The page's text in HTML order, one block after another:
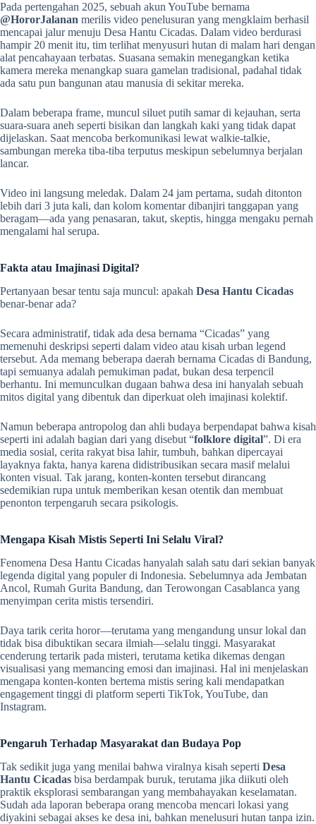
Pada pertengahan 2025, sebuah akun YouTube bernama
@HororJalanan merilis video penelusuran yang mengklaim berhasil
mencapai jalur menuju Desa Hantu Cicadas. Dalam video berdurasi
hampir 20 menit itu, tim terlihat menyusuri hutan di malam hari dengan
alat pencahayaan terbatas. Suasana semakin menegangkan ketika
kamera mereka menangkap suara gamelan tradisional, padahal tidak
ada satu pun bangunan atau manusia di sekitar mereka.
Dalam beberapa frame, muncul siluet putih samar di kejauhan, serta
suara-suara aneh seperti bisikan dan langkah kaki yang tidak dapat
dijelaskan. Saat mencoba berkomunikasi lewat walkie-talkie,
sambungan mereka tiba-tiba terputus meskipun sebelumnya berjalan
lancar.
Video ini langsung meledak. Dalam 24 jam pertama, sudah ditonton
lebih dari 3 juta kali, dan kolom komentar dibanjiri tanggapan yang
beragam—ada yang penasaran, takut, skeptis, hingga mengaku pernah
mengalami hal serupa.
Fakta atau Imajinasi Digital?
Pertanyaan besar tentu saja muncul: apakah Desa Hantu Cicadas
benar-benar ada?
Secara administratif, tidak ada desa bernama “Cicadas” yang
memenuhi deskripsi seperti dalam video atau kisah urban legend
tersebut. Ada memang beberapa daerah bernama Cicadas di Bandung,
tapi semuanya adalah pemukiman padat, bukan desa terpencil
berhantu. Ini memunculkan dugaan bahwa desa ini hanyalah sebuah
mitos digital yang dibentuk dan diperkuat oleh imajinasi kolektif.
Namun beberapa antropolog dan ahli budaya berpendapat bahwa kisah
seperti ini adalah bagian dari yang disebut “folklore digital”. Di era
media sosial, cerita rakyat bisa lahir, tumbuh, bahkan dipercayai
layaknya fakta, hanya karena didistribusikan secara masif melalui
konten visual. Tak jarang, konten-konten tersebut dirancang
sedemikian rupa untuk memberikan kesan otentik dan membuat
penonton terpengaruh secara psikologis.
Mengapa Kisah Mistis Seperti Ini Selalu Viral?
Fenomena Desa Hantu Cicadas hanyalah salah satu dari sekian banyak
legenda digital yang populer di Indonesia. Sebelumnya ada Jembatan
Ancol, Rumah Gurita Bandung, dan Terowongan Casablanca yang
menyimpan cerita mistis tersendiri.
Daya tarik cerita horor—terutama yang mengandung unsur lokal dan
tidak bisa dibuktikan secara ilmiah—selalu tinggi. Masyarakat
cenderung tertarik pada misteri, terutama ketika dikemas dengan
visualisasi yang memancing emosi dan imajinasi. Hal ini menjelaskan
mengapa konten-konten bertema mistis sering kali mendapatkan
engagement tinggi di platform seperti TikTok, YouTube, dan
Instagram.
Pengaruh Terhadap Masyarakat dan Budaya Pop
Tak sedikit juga yang menilai bahwa viralnya kisah seperti Desa
Hantu Cicadas bisa berdampak buruk, terutama jika diikuti oleh
praktik eksplorasi sembarangan yang membahayakan keselamatan.
Sudah ada laporan beberapa orang mencoba mencari lokasi yang
diyakini sebagai akses ke desa ini, bahkan menelusuri hutan tanpa izin.